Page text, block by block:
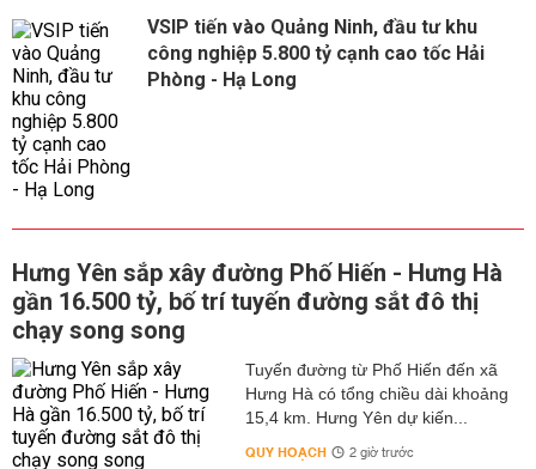
VSIP tiến vào Quảng Ninh, đầu tư khu
công nghiệp 5.800 tỷ cạnh cao tốc Hải
Phòng - Hạ Long
Hưng Yên sắp xây đường Phố Hiến - Hưng Hà
gần 16.500 tỷ, bố trí tuyến đường sắt đô thị
chạy song song
Tuyến đường từ Phố Hiến đến xã
Hưng Hà có tổng chiều dài khoảng
15,4 km. Hưng Yên dự kiến...
QUY HOẠCH 2 giờ trước